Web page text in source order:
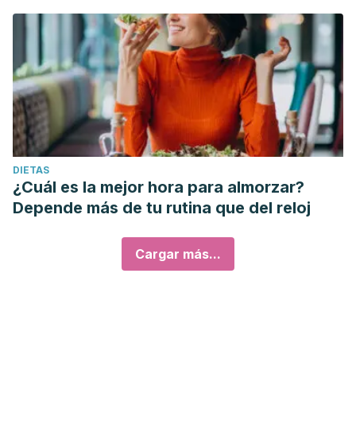
DIETAS
¿Cuál es la mejor hora para almorzar?
Depende más de tu rutina que del reloj
Cargar más...